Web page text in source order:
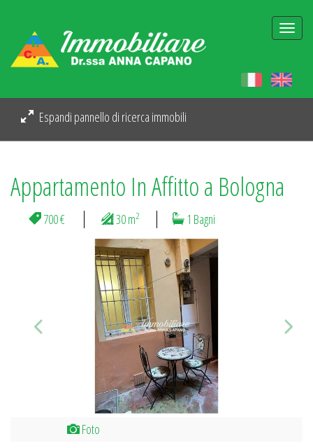
Espandi pannello di ricerca immobili
Appartamento In Affitto a Bologna
700 € 30 m2 1 Bagni
Foto